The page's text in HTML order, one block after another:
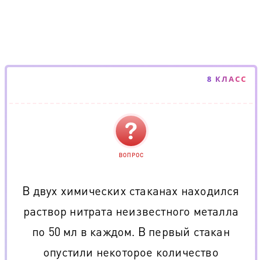
8 КЛАСС
ВОПРОС
В двух химических стаканах находился
раствор нитрата неизвестного металла
по 50 мл в каждом. В первый стакан
опустили некоторое количество